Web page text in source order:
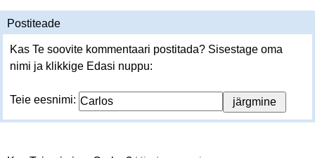
Postiteade
Kas Te soovite kommentaari postitada? Sisestage oma
nimi ja klikkige Edasi nuppu:
Teie eesnimi: